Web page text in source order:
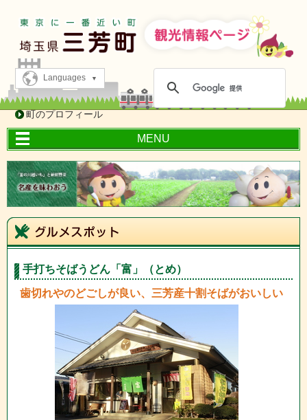
Languages
町のプロフィール
MENU
手打ちそばうどん「富」（とめ）
歯切れやのどごしが良い、三芳産十割そばがおいしい